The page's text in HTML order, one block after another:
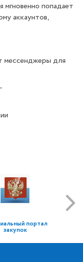
попадает
аккаунтов,
мессенджеры для
портал
закупок